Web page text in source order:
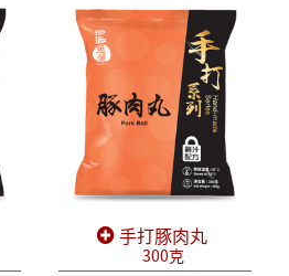
手打豚肉丸
300克